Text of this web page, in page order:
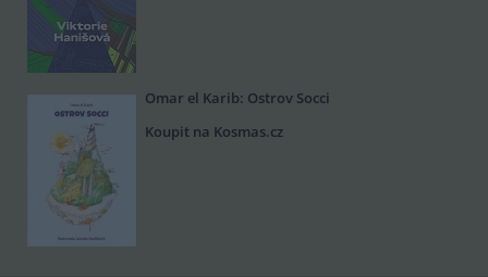
Omar el Karib: Ostrov Socci
Koupit na Kosmas.cz